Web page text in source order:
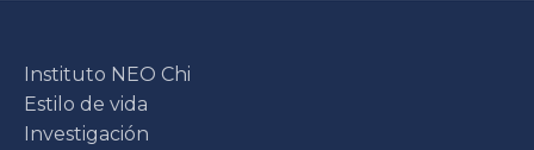
Instituto NEO Chi
Estilo de vida
Investigación